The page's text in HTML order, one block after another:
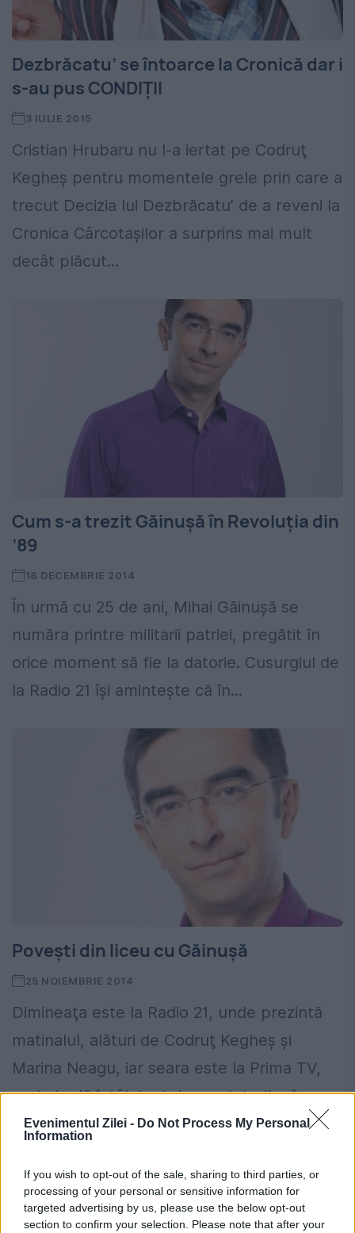
Evenimentul Zilei - Do Not Process My Personal
Information
If you wish to opt-out of the sale, sharing to third parties, or
processing of your personal or sensitive information for
targeted advertising by us, please use the below opt-out
section to confirm your selection. Please note that after your
Dezbrăcatu’ se întoarce la Cronică dar i
s-au pus CONDIȚII
3 IULIE 2015
Cristian Hrubaru nu l-a iertat pe Codruţ
Kegheş pentru momentele grele prin care a
trecut Decizia lui Dezbrăcatu’ de a reveni la
Cronica Cârcotaşilor a surprins mai mult
decât plăcut...
Cum s-a trezit Găinușă în Revoluția din
’89
18 DECEMBRIE 2014
În urmă cu 25 de ani, Mihai Găinușă se
număra printre militarii patriei, pregătit în
orice moment să fie la datorie. Cusurgiul de
la Radio 21 își amintește că în...
Povești din liceu cu Găinușă
25 NOIEMBRIE 2014
Dimineaţa este la Radio 21, unde prezintă
matinalul, alături de Codruţ Kegheş şi
Marina Neagu, iar seara este la Prima TV,
unde le dă întâlnire telespectatorilor în
emisiunea „Cusurgiii”. Şi...